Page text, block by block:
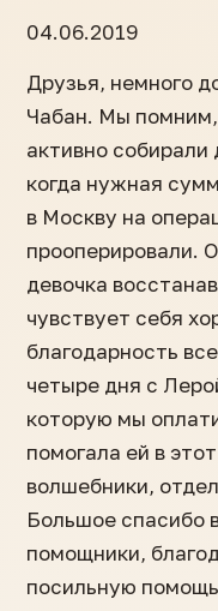
04.06.2019
Друзья, немного
Чабан. Мы помним,
активно собирали
когда нужная
в Москву на
прооперировали.
девочка
чувствует себя
благодарность
четыре дня с
которую мы
помогала ей в
волшебники,
Большое спасибо
помощники,
посильную